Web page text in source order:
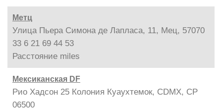
Метц
Улица Пьера Симона де Лапласа, 11, Мец, 57070
33 6 21 69 44 53
Расстояние miles
Мексиканская DF
Рио Хадсон 25 Колония Куаухтемок, CDMX, CP
06500